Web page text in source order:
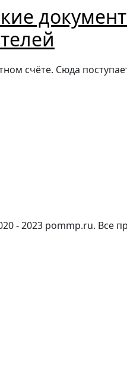
счёте. Сюда
- 2023 pommp.ru. Все